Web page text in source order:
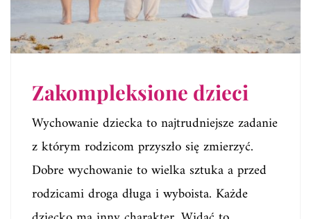
Zakompleksione dzieci
Wychowanie dziecka to najtrudniejsze zadanie
z którym rodzicom przyszło się zmierzyć.
Dobre wychowanie to wielka sztuka a przed
rodzicami droga długa i wyboista. Każde